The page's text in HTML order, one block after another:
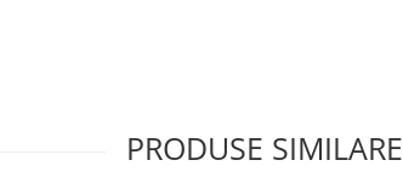
PRODUSE SIMILARE